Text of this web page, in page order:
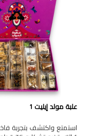
علبة مولد إيليت 1
استمتع واكتشف بتجربة